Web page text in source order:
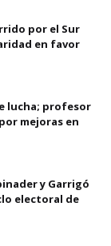
por el Sur
en favor
lucha; profesor
mejoras en
y Garrigó
electoral de